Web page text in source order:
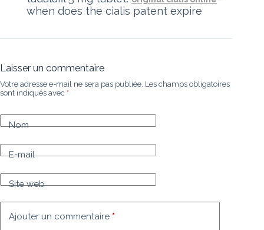
when does the cialis patent expire
Laisser un commentaire
Votre adresse e-mail ne sera pas publiée. Les champs obligatoires
sont indiqués avec *
Nom
E-mail
Site web
Ajouter un commentaire *